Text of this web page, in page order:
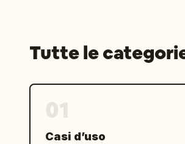
Tutte le
Casi d’uso